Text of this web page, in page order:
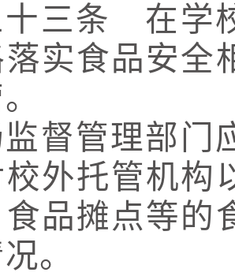
三条 在学
落实食品安全
督管理部门
校外托管机构
品摊点等的
。